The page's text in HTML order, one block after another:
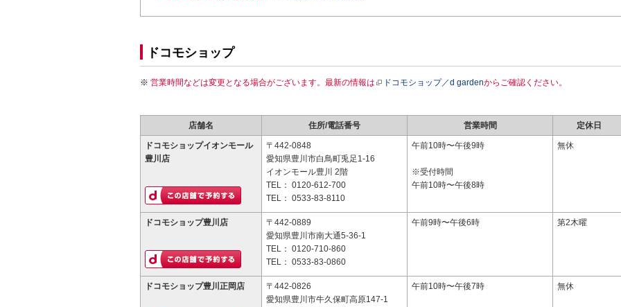
ドコモショップ
営業時間などは変更となる場合がございます。最新の情報は ドコモショップ／d gardenからご確認ください。
店舗名 住所/電話番号 営業時間 定休日
ドコモショップイオンモール
豊川店
〒442-0848
愛知県豊川市白鳥町兎足1-16
イオンモール豊川 2階
TEL： 0120-612-700
TEL： 0533-83-8110
午前10時〜午後9時
※受付時間
午前10時〜午後8時
無休
ドコモショップ豊川店
〒442-0889
愛知県豊川市南大通5-36-1
TEL： 0120-710-860
TEL： 0533-83-0860
午前9時〜午後6時 第2木曜
ドコモショップ豊川正岡店
〒442-0826
愛知県豊川市牛久保町高原147-1
午前10時〜午後7時 無休